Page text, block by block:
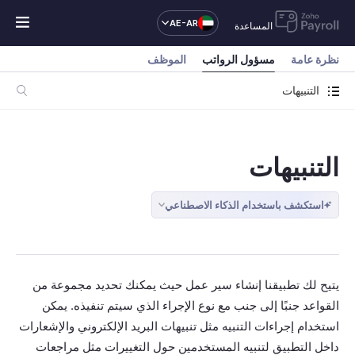
المساعدة AE-AR
التنبيهات
نظرة عامة مسؤول الرواتب الموظف
التنبيهات
استكشف باستخدام الذكاء الاصطناعي
يتيح لك تطبيقنا إنشاء سير عمل حيث يمكنك تحديد مجموعة من
القواعد جنبًا إلى جنب مع نوع الإجراء الذي سيتم تنفيذه. يمكن
استخدام إجراءات التنبيه مثل تنبيهات البريد الإلكتروني والإشعارات
داخل التطبيق لتنبيه المستخدمين حول التغييرات مثل مراجعات